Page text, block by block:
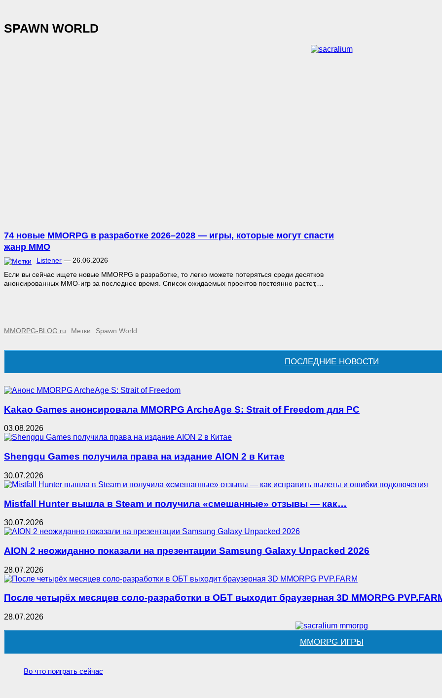
SPAWN WORLD
74 новые MMORPG в разработке 2026–2028 — игры, которые могут спасти
жанр MMO
Listener — 26.06.2026
Если вы сейчас ищете новые MMORPG в разработке, то легко можете потеряться среди десятков
анонсированных MMO-игр за последнее время. Список ожидаемых проектов постоянно растет,…
MMORPG-BLOG.ru Метки Spawn World
ПОСЛЕДНИЕ НОВОСТИ
Kakao Games анонсировала MMORPG ArcheAge S: Strait of Freedom для PC
03.08.2026
Shengqu Games получила права на издание AION 2 в Китае
30.07.2026
Mistfall Hunter вышла в Steam и получила «смешанные» отзывы — как…
30.07.2026
AION 2 неожиданно показали на презентации Samsung Galaxy Unpacked 2026
28.07.2026
После четырёх месяцев соло-разработки в ОБТ выходит браузерная 3D MMORPG
28.07.2026
MMORPG ИГРЫ
Во что поиграть сейчас